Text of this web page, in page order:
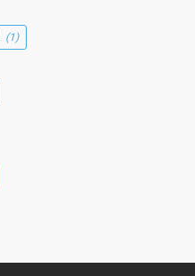
(1)